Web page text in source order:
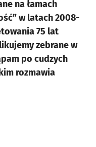
na łamach
w latach 2008-
75 lat
zebrane w
po cudzych
rozmawia